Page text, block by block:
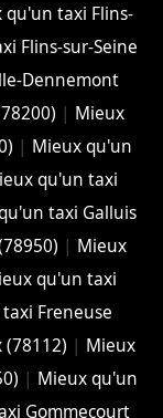
qu'un taxi Flins-
Flins-sur-Seine
Dennemont
| Mieux
| Mieux qu'un
qu'un taxi
taxi Galluis
| Mieux
qu'un taxi
Freneuse
| Mieux
| Mieux qu'un
Gommecourt